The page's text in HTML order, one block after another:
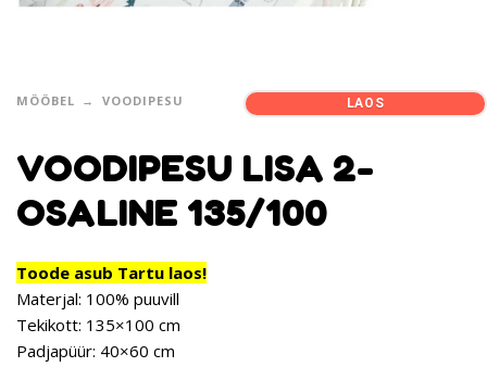
MÖÖBEL VOODIPESU LAOS
VOODIPESU LISA 2-
OSALINE 135/100
Toode asub Tartu laos!
Materjal: 100% puuvill
Tekikott: 135×100 cm
Padjapüür: 40×60 cm